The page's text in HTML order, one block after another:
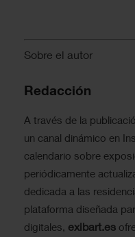
Sobre el autor
Redacción
A través de la
un canal dinámico en
calendario sobre
periódicamente
dedicada a las
plataforma diseñada
digitales, exibart.es